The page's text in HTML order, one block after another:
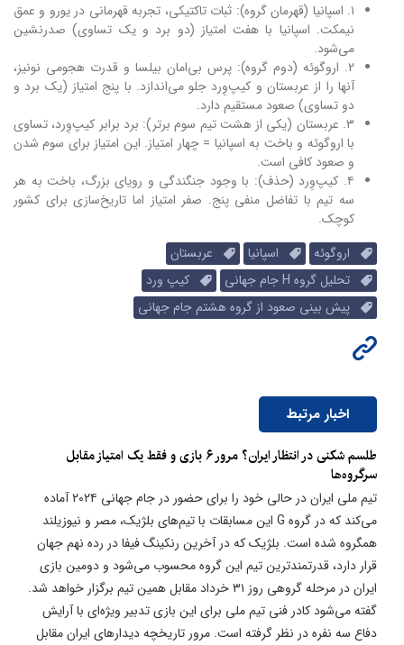
۱. اسپانیا (قهرمان گروه): ثبات تاکتیکی، تجربه قهرمانی در یورو و عمق
نیمکت. اسپانیا با هفت امتیاز (دو برد و یک تساوی) صدرنشین
می‌شود.
۲. اروگوئه (دوم گروه): پرس بی‌امان بیلسا و قدرت هجومی نونیز،
آنها را از عربستان و کیپ‌وِرد جلو می‌اندازد. با پنج امتیاز (یک برد و
دو تساوی) صعود مستقیم دارد.
۳. عربستان (یکی از هشت تیم سوم برتر): برد برابر کیپ‌وِرد، تساوی
با اروگوئه و باخت به اسپانیا = چهار امتیاز. این امتیاز برای سوم شدن
و صعود کافی است.
۴. کیپ‌وِرد (حذف): با وجود جنگندگی و رویای بزرگ، باخت به هر
سه تیم با تفاضل منفی پنج. صفر امتیاز اما تاریخ‌سازی برای کشور
کوچک.
اروگوئه
اسپانیا
عربستان
تحلیل گروه H جام جهانی
کیپ ورد
پیش بینی صعود از گروه هشتم جام جهانی
اخبار مرتبط
طلسم شکنی در انتظار ایران؟ مرور ۶ بازی و فقط یک امتیاز مقابل
سرگروه‌ها
تیم ملی ایران در حالی خود را برای حضور در جام جهانی ۲۰۲۴ آماده
می‌کند که در گروه G این مسابقات با تیم‌های بلژیک، مصر و نیوزیلند
همگروه شده است. بلژیک که در آخرین رنکینگ فیفا در رده نهم جهان
قرار دارد، قدرتمندترین تیم این گروه محسوب می‌شود و دومین بازی
ایران در مرحله گروهی روز ۳۱ خرداد مقابل همین تیم برگزار خواهد شد.
گفته می‌شود کادر فنی تیم ملی برای این بازی تدبیر ویژه‌ای با آرایش
دفاع سه نفره در نظر گرفته است. مرور تاریخچه دیدارهای ایران مقابل